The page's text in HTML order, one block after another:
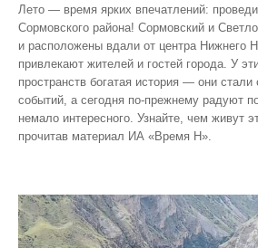
Лето — время ярких впечатлений:
Сормовского района! Сормовский и
и расположены вдали от центра Нижнего
привлекают жителей и гостей города. У
пространств богатая история — они
событий, а сегодня по‑прежнему радуют
немало интересного. Узнайте, чем живут
прочитав материал ИА «Время Н».